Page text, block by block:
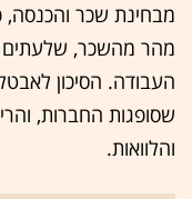
מבחינת שכר והכנסה,
מהר מהשכר, שלעתים
העבודה. הסיכון
שסופגות החברות,
והלוואות.